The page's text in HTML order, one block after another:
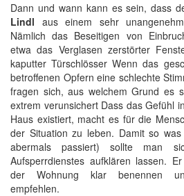
Dann und wann kann es sein, dass
Lindl aus einem sehr
Nämlich das Beseitigen von
etwa das Verglasen zerstörter
kaputter Türschlösser Wenn das
betroffenen Opfern eine schlechte
fragen sich, aus welchem Grund es
extrem verunsichert Dass das Gefühl
Haus existiert, macht es für die
der Situation zu leben. Damit so
abermals passiert) sollte man
Aufsperrdienstes aufklären lassen.
der Wohnung klar benennen
empfehlen.